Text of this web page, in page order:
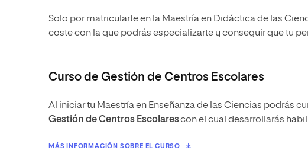
Solo por matricularte en la Maestría en Didáctica de las
coste con la que podrás especializarte y conseguir que tu
Curso de Gestión de Centros Escolares
Al iniciar tu Maestría en Enseñanza de las Ciencias podrás
Gestión de Centros Escolarescon el cual desarrollarás
MÁS INFORMACIÓN SOBRE EL CURSO